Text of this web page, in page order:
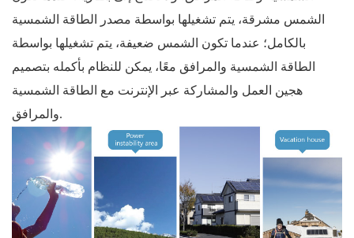
الشمس مشرقة، يتم تشغيلها بواسطة مصدر الطاقة الشمسية
بالكامل؛ عندما تكون الشمس ضعيفة، يتم تشغيلها بواسطة
الطاقة الشمسية والمرافق معًا، يمكن للنظام بأكمله بتصميم
هجين العمل والمشاركة عبر الإنترنت مع الطاقة الشمسية
والمرافق.